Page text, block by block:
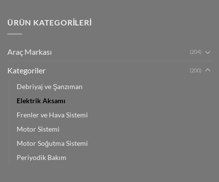
ÜRÜN KATEGORILERI
Araç Markası (204)
Kategoriler (200)
Debriyaj ve Şanzıman
Elektrik Aksamı
Frenler ve Hava Sistemi
Motor Sistemi
Motor Soğutma Sistemi
Periyodik Bakım